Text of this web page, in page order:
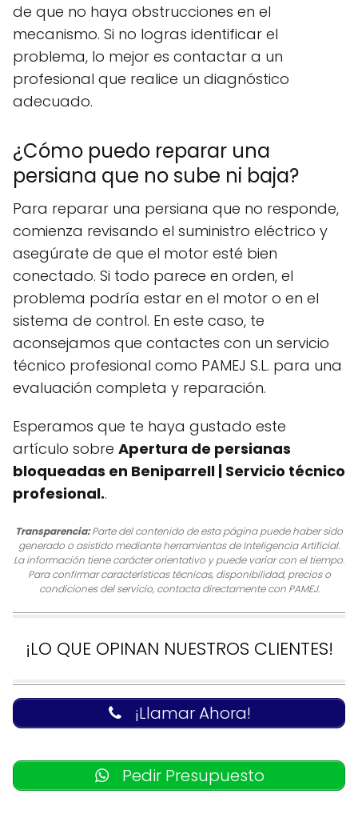
de que no haya obstrucciones en el
mecanismo. Si no logras identificar el
problema, lo mejor es contactar a un
profesional que realice un diagnóstico
adecuado.
¿Cómo puedo reparar una
persiana que no sube ni baja?
Para reparar una persiana que no responde,
comienza revisando el suministro eléctrico y
asegúrate de que el motor esté bien
conectado. Si todo parece en orden, el
problema podría estar en el motor o en el
sistema de control. En este caso, te
aconsejamos que contactes con un servicio
técnico profesional como PAMEJ S.L. para una
evaluación completa y reparación.
Esperamos que te haya gustado este
artículo sobre Apertura de persianas
bloqueadas en Beniparrell | Servicio técnico
profesional..
Transparencia:Parte del contenido de esta página puede haber sido
generado o asistido mediante herramientas de Inteligencia Artificial.
La información tiene carácter orientativo y puede variar con el tiempo.
Para confirmar características técnicas, disponibilidad, precios o
condiciones del servicio, contacta directamente con PAMEJ.
¡LO QUE OPINAN NUESTROS CLIENTES!
¡Llamar Ahora!
Pedir Presupuesto